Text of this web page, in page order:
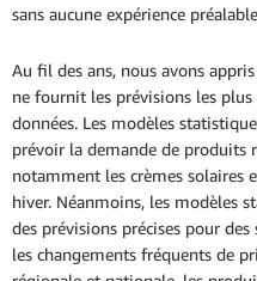
sans aucune expérience
Au fil des ans, nous avons
ne fournit les prévisions les
données. Les modèles
prévoir la demande de produits
notamment les crèmes solaires
hiver. Néanmoins, les modèles
des prévisions précises pour
les changements fréquents de